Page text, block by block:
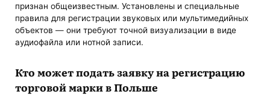
признан общеизвестным. Установлены и специальные
правила для регистрации звуковых или мультимедийных
объектов — они требуют точной визуализации в виде
аудиофайла или нотной записи.
Кто может подать заявку на регистрацию
торговой марки в Польше